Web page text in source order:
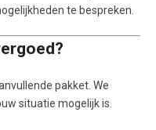
te bespreken.
pakket. We
situatie mogelijk is.